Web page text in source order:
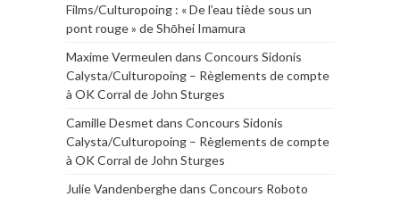
Films/Culturopoing : « De l’eau tiède sous un
pont rouge » de Shōhei Imamura
Maxime Vermeulen dans Concours Sidonis
Calysta/Culturopoing – Règlements de compte
à OK Corral de John Sturges
Camille Desmet dans Concours Sidonis
Calysta/Culturopoing – Règlements de compte
à OK Corral de John Sturges
Julie Vandenberghedans Concours Roboto